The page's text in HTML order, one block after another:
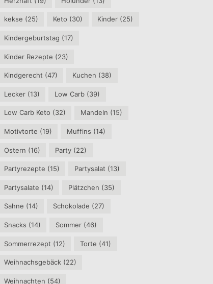
kekse (25) Keto (30) Kinder (25)
Kindergeburtstag (17)
Kinder Rezepte (23)
Kindgerecht (47) Kuchen (38)
Lecker(13) Low Carb (39)
Low Carb Keto (32) Mandeln (15)
Motivtorte (19) Muffins (14)
Ostern (16) Party (22)
Partyrezepte (15) Partysalat (13)
Partysalate (14) Plätzchen (35)
Sahne (14) Schokolade (27)
Snacks (14) Sommer (46)
Sommerrezept (12) Torte (41)
Weihnachsgebäck(22)
Weihnachten (54)